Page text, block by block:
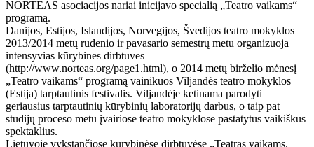
NORTEAS asociacijos nariai inicijavo specialią „Teatro vaikams“
programą.
Danijos, Estijos, Islandijos, Norvegijos, Švedijos teatro mokyklos
2013/2014 metų rudenio ir pavasario semestrų metu organizuoja
intensyvias kūrybines dirbtuves
(http://www.norteas.org/page1.html), o 2014 metų birželio mėnesį
„Teatro vaikams“ programą vainikuos Viljandės teatro mokyklos
(Estija) tarptautinis festivalis. Viljandėje ketinama parodyti
geriausius tarptautinių kūrybinių laboratorijų darbus, o taip pat
studijų proceso metu įvairiose teatro mokyklose pastatytus vaikiškus
spektaklius.
Lietuvoje vykstančiose kūrybinėse dirbtuvėse „Teatras vaikams.